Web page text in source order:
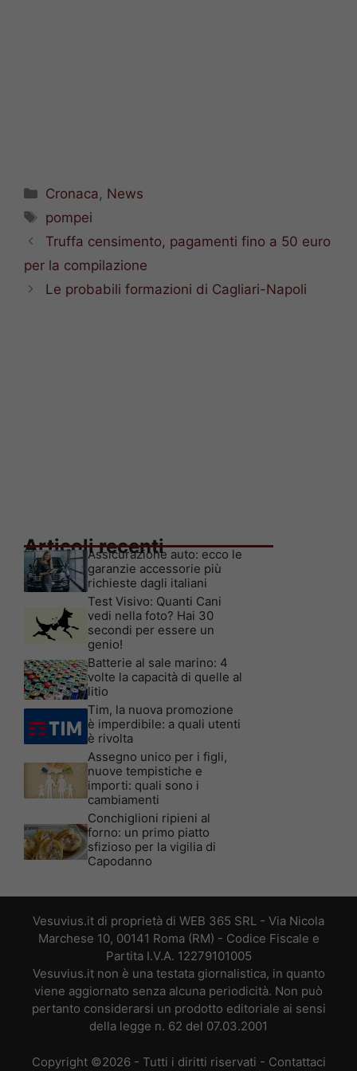
Categorie
Cronaca, News
Tag
pompei
Truffa censimento, pagamenti fino a 50 euro
per la compilazione
Le probabili formazioni di Cagliari-Napoli
Articoli recenti
Assicurazione auto: ecco le
garanzie accessorie più
richieste dagli italiani
Test Visivo: Quanti Cani
vedi nella foto? Hai 30
secondi per essere un
genio!
Batterie al sale marino: 4
volte la capacità di quelle al
litio
Tim, la nuova promozione
è imperdibile: a quali utenti
è rivolta
Assegno unico per i figli,
nuove tempistiche e
importi: quali sono i
cambiamenti
Conchiglioni ripieni al
forno: un primo piatto
sfizioso per la vigilia di
Capodanno
Vesuvius.it di proprietà di WEB 365 SRL - Via Nicola
Marchese 10, 00141 Roma (RM) - Codice Fiscale e
Partita I.V.A. 12279101005
Vesuvius.it non è una testata giornalistica, in quanto
viene aggiornato senza alcuna periodicità. Non può
pertanto considerarsi un prodotto editoriale ai sensi
della legge n. 62 del 07.03.2001
Copyright ©2026 - Tutti i diritti riservati - Contattaci